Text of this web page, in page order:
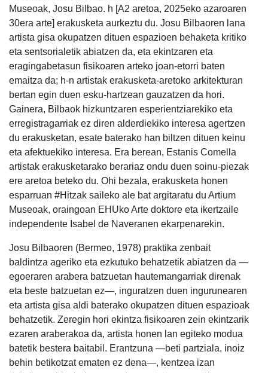
Museoak, Josu Bilbao. h [A2 aretoa, 2025eko azaroaren
30era arte] erakusketa aurkeztu du. Josu Bilbaoren lana
artista gisa okupatzen dituen espazioen behaketa kritiko
eta sentsorialetik abiatzen da, eta ekintzaren eta
eragingabetasun fisikoaren arteko joan-etorri baten
emaitza da; h-n artistak erakusketa-aretoko arkitekturan
bertan egin duen esku-hartzean gauzatzen da hori.
Gainera, Bilbaok hizkuntzaren esperientziarekiko eta
erregistragarriak ez diren alderdiekiko interesa agertzen
du erakusketan, esate baterako han biltzen dituen keinu
eta afektuekiko interesa. Era berean, Estanis Comella
artistak erakusketarako berariaz ondu duen soinu-piezak
ere aretoa beteko du. Ohi bezala, erakusketa honen
esparruan #Hitzak saileko ale bat argitaratu du Artium
Museoak, oraingoan EHUko Arte doktore eta ikertzaile
independente Isabel de Naveranen ekarpenarekin.
Josu Bilbaoren (Bermeo, 1978) praktika zenbait
baldintza ageriko eta ezkutuko behatzetik abiatzen da —
egoeraren arabera batzuetan hautemangarriak direnak
eta beste batzuetan ez—, inguratzen duen ingurunearen
eta artista gisa aldi baterako okupatzen dituen espazioak
behatzetik. Zeregin hori ekintza fisikoaren zein ekintzarik
ezaren araberakoa da, artista honen lan egiteko modua
batetik bestera baitabil. Erantzuna —beti partziala, inoiz
behin betikotzat ematen ez dena—, kentzea izan